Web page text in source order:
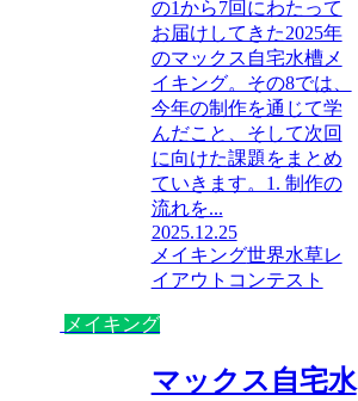
の1から7回にわたって
お届けしてきた2025年
のマックス自宅水槽メ
イキング。その8では、
今年の制作を通じて学
んだこと、そして次回
に向けた課題をまとめ
ていきます。1. 制作の
流れを...
2025.12.25
メイキング世界水草レ
イアウトコンテスト
メイキング
マックス自宅水